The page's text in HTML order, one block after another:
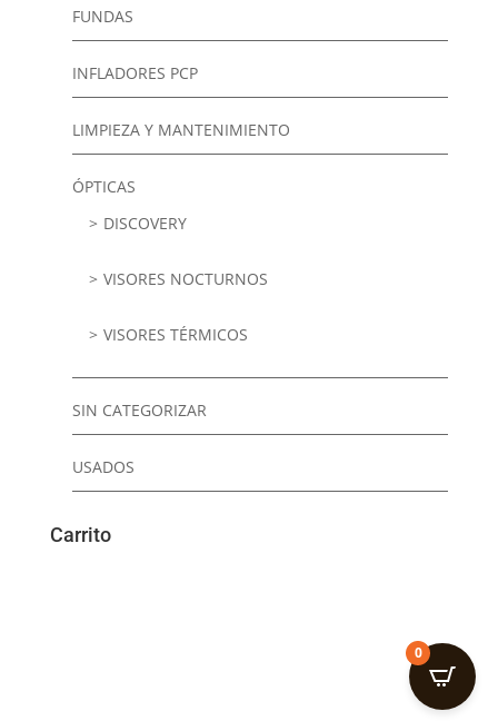
FUNDAS
INFLADORES PCP
LIMPIEZA Y MANTENIMIENTO
ÓPTICAS
DISCOVERY
VISORES NOCTURNOS
VISORES TÉRMICOS
SIN CATEGORIZAR
USADOS
Carrito
0